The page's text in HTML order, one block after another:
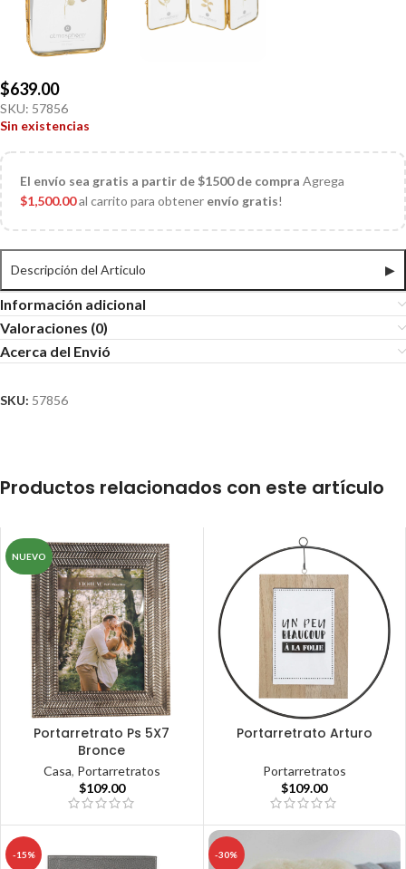
$639.00
SKU: 57856
Sin existencias
El envío sea gratis a partir de $1500 de compra Agrega
$1,500.00al carrito para obtener envío gratis!
Descripción del Articulo ▶
Información adicional
Valoraciones (0)
Acerca del Envió
SKU: 57856
Productos relacionados con este artículo
NUEVO
Portarretrato Ps 5X7
Bronce
Casa, Portarretratos
$109.00
Portarretrato Arturo
Portarretratos
$109.00
-15% -30%